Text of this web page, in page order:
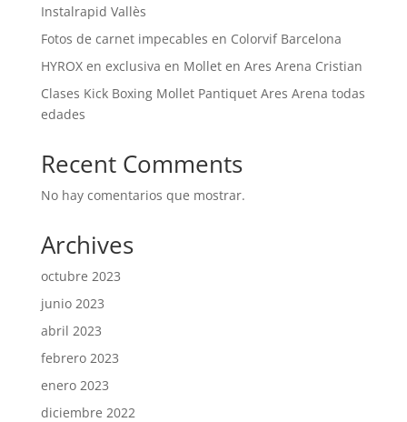
Instalrapid Vallès
Fotos de carnet impecables en Colorvif Barcelona
HYROX en exclusiva en Mollet en Ares Arena Cristian
Clases Kick Boxing Mollet Pantiquet Ares Arena todas
edades
Recent Comments
No hay comentarios que mostrar.
Archives
octubre 2023
junio 2023
abril 2023
febrero 2023
enero 2023
diciembre 2022